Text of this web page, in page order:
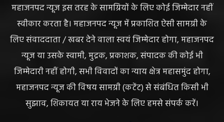
महाजनपद न्यूज इस तरह के सामग्रियों के लिए कोई जिम्मेदार नहीं
स्वीकार करता है। महाजनपद न्यूज में प्रकाशित ऐसी सामग्री के
लिए संवाददाता / खबर देने वाला स्वयं जिम्मेदार होगा, महाजनपद
न्यूज या उसके स्वामी, मुद्रक, प्रकाशक, संपादक की कोई भी
जिम्मेदारी नहीं होगी, सभी विवादों का न्याय क्षेत्र महासमुंद होगा,
महाजनपद न्यूज की विषय सामग्री (कटेंट) से संबंधित किसी भी
सुझाव, शिकायत या राय भेजने के लिए हमसे संपर्क करें।